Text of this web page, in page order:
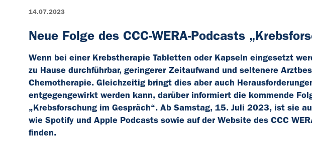
14.07.2023
Neue Folge des CCC-WERA-Podcasts
Wenn bei einer Krebstherapie Tabletten oder Kapseln eingesetzt
zu Hause durchführbar, geringerer Zeitaufwand und seltenere
Chemotherapie. Gleichzeitig bringt dies aber auch
entgegengewirkt werden kann, darüber informiert die kommende
„Krebsforschung im Gespräch“. Ab Samstag, 15. Juli 2023, ist sie
wie Spotify und Apple Podcasts sowie auf der Website des CCC
finden.